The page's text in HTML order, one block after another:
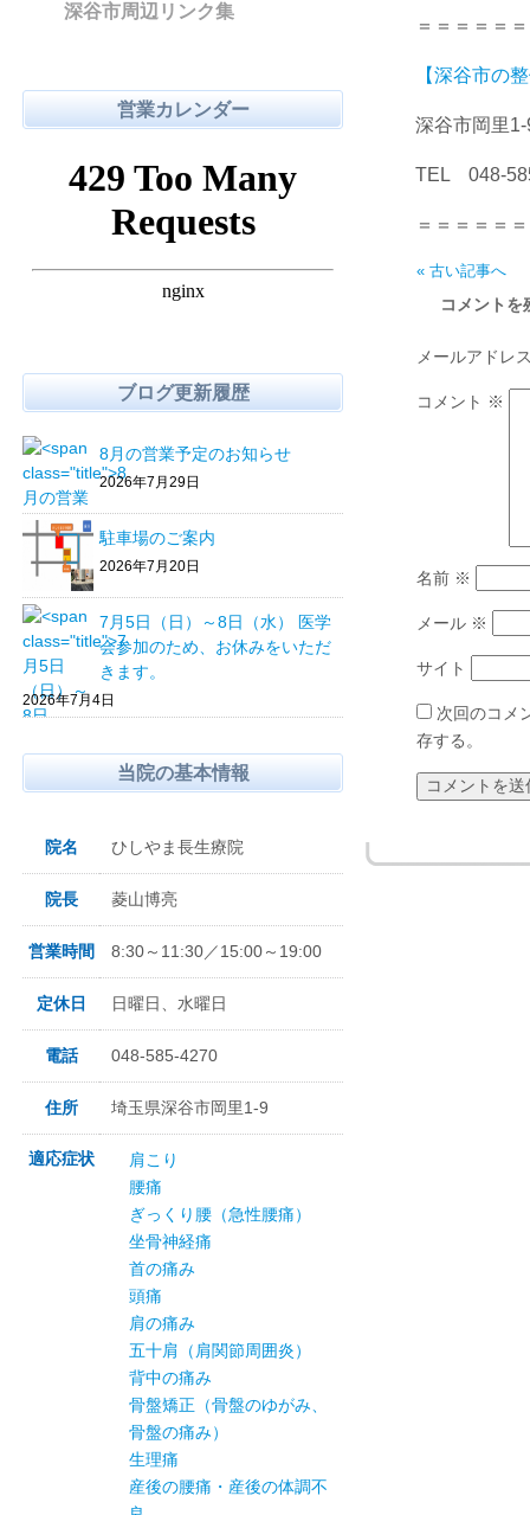
＝＝＝＝＝
【深谷市の
深谷市岡里
TEL 048-
＝＝＝＝＝
« 古い記事へ
コメントを
メールアドレ
コメント ※
名前 ※
メール ※
サイト
次回のコメ
存する。
深谷市周辺リンク集
営業カレンダー
ブログ更新履歴
8月の営業予定のお知らせ
2026年7月29日
駐車場のご案内
2026年7月20日
7月5日（日）～8日（水） 医学
会参加のため、お休みをいただ
きます。
2026年7月4日
当院の基本情報
院名 ひしやま長生療院
院長 菱山博亮
営業時間 8:30～11:30／15:00～19:00
定休日 日曜日、水曜日
電話 048-585-4270
住所 埼玉県深谷市岡里1-9
適応症状
肩こり
腰痛
ぎっくり腰（急性腰痛）
坐骨神経痛
首の痛み
頭痛
肩の痛み
五十肩（肩関節周囲炎）
背中の痛み
骨盤矯正（骨盤のゆがみ、
骨盤の痛み）
生理痛
産後の腰痛・産後の体調不